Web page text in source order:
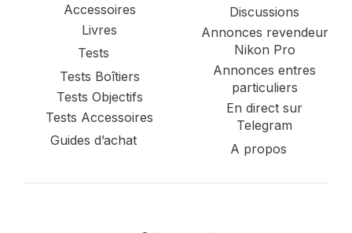
Accessoires
Livres
Tests
Tests Boîtiers
Tests Objectifs
Tests Accessoires
Guides d’achat
Discussions
Annonces revendeur
Nikon Pro
Annonces entres
particuliers
En direct sur
Telegram
A propos